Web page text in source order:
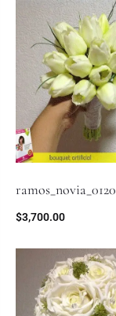
ramos_novia_0120
$3,700.00